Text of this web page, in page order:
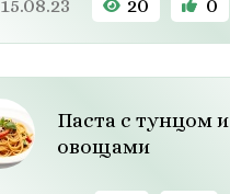
15.08.23 20 0
Паста с тунцом и
овощами